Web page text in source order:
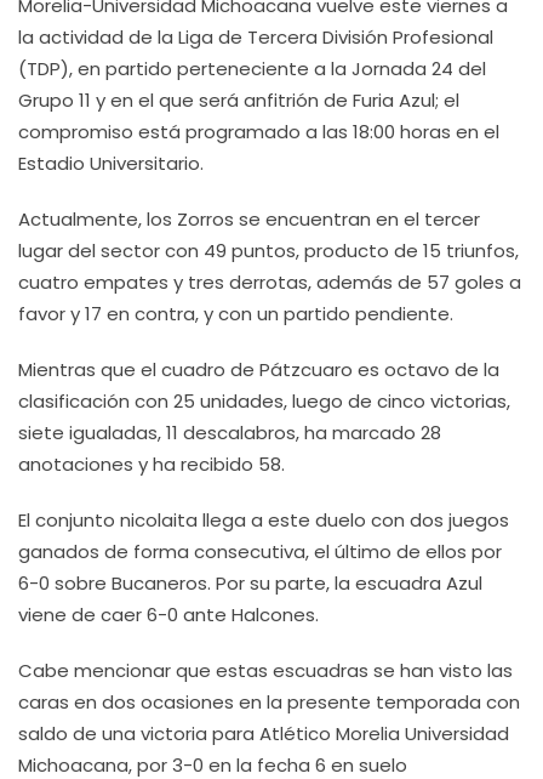
Morelia-Universidad Michoacana vuelve este viernes a
la actividad de la Liga de Tercera División Profesional
(TDP), en partido perteneciente a la Jornada 24 del
Grupo 11 y en el que será anfitrión de Furia Azul; el
compromiso está programado a las 18:00 horas en el
Estadio Universitario.
Actualmente, los Zorros se encuentran en el tercer
lugar del sector con 49 puntos, producto de 15 triunfos,
cuatro empates y tres derrotas, además de 57 goles a
favor y 17 en contra, y con un partido pendiente.
Mientras que el cuadro de Pátzcuaro es octavo de la
clasificación con 25 unidades, luego de cinco victorias,
siete igualadas, 11 descalabros, ha marcado 28
anotaciones y ha recibido 58.
El conjunto nicolaita llega a este duelo con dos juegos
ganados de forma consecutiva, el último de ellos por
6-0 sobre Bucaneros. Por su parte, la escuadra Azul
viene de caer 6-0 ante Halcones.
Cabe mencionar que estas escuadras se han visto las
caras en dos ocasiones en la presente temporada con
saldo de una victoria para Atlético Morelia Universidad
Michoacana, por 3-0 en la fecha 6 en suelo